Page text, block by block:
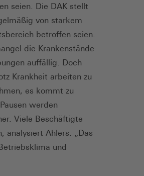
seien. Die DAK stellt
von starkem
betroffen seien.
die Krankenstände
auffällig. Doch
Krankheit arbeiten zu
es kommt zu
. Pausen werden
Viele Beschäftigte
analysiert Ahlers. „Das
und